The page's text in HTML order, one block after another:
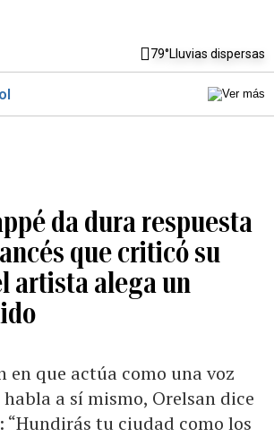
79°Lluvias dispersas
da dura respuesta
que criticó su
artista alega un
en que actúa como una voz
a sí mismo, Orelsan dice
“Hundirás tu ciudad como los